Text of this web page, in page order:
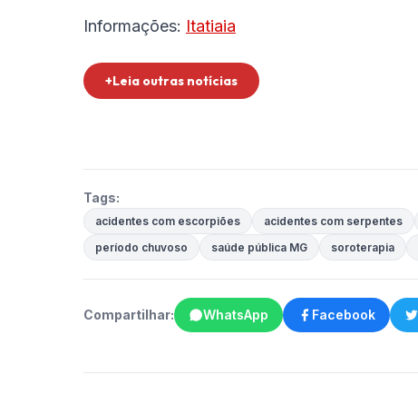
Informações: Itatiaia
+Leia outras notícias
Tags:
acidentes com escorpiões acidentes com serpentes
período chuvoso
saúde pública MG soroterapia
Compartilhar: WhatsApp Facebook